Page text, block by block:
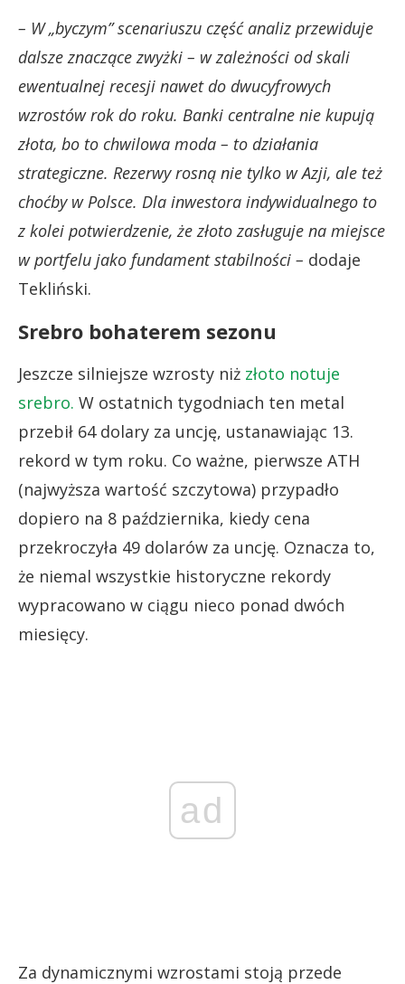
– W „byczym” scenariuszu część analiz przewiduje
dalsze znaczące zwyżki – w zależności od skali
ewentualnej recesji nawet do dwucyfrowych
wzrostów rok do roku. Banki centralne nie kupują
złota, bo to chwilowa moda – to działania
strategiczne. Rezerwy rosną nie tylko w Azji, ale też
choćby w Polsce. Dla inwestora indywidualnego to
z kolei potwierdzenie, że złoto zasługuje na miejsce
w portfelu jako fundament stabilności – dodaje
Tekliński.
Srebro bohaterem sezonu
Jeszcze silniejsze wzrosty niż złoto notuje
srebro. W ostatnich tygodniach ten metal
przebił 64 dolary za uncję, ustanawiając 13.
rekord w tym roku. Co ważne, pierwsze ATH
(najwyższa wartość szczytowa) przypadło
dopiero na 8 października, kiedy cena
przekroczyła 49 dolarów za uncję. Oznacza to,
że niemal wszystkie historyczne rekordy
wypracowano w ciągu nieco ponad dwóch
miesięcy.
ad
Za dynamicznymi wzrostami stoją przede